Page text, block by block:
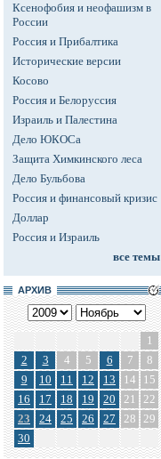
Ксенофобия и неофашизм в
России
Россия и Прибалтика
Исторические версии
Косово
Россия и Белоруссия
Израиль и Палестина
Дело ЮКОСа
Защита Химкинского леса
Дело Бульбова
Россия и финансовый кризис
Доллар
Россия и Израиль
все темы
АРХИВ
1
2
3 4 5 6 7
8
9
10 11 12 13 14
15
16
17 18 19 20 21
22
23
24 25 26 27 28 29
30